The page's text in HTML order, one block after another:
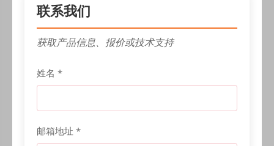
联系我们
获取产品信息、报价或技术支持
姓名 *
邮箱地址 *